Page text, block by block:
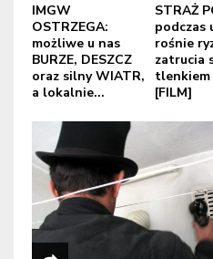
IMGW
OSTRZEGA:
możliwe u nas
BURZE, DESZCZ
oraz silny WIATR,
a lokalnie...
STRAŻ
podczas
rośnie
zatrucia
[FILM]